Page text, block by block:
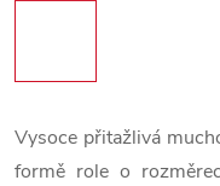
Vysoce přitažlivá
formě role o